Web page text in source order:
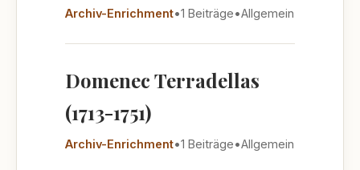
Archiv-Enrichment•1 Beiträge•Allgemein
Domenec Terradellas
(1713-1751)
Archiv-Enrichment•1 Beiträge•Allgemein